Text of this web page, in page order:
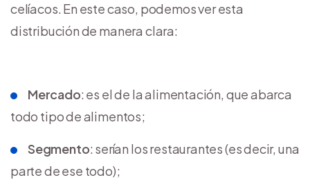
celíacos. En este caso, podemos ver esta
distribución de manera clara:
Mercado: es el de la alimentación, que abarca
todo tipo de alimentos;
Segmento: serían los restaurantes (es decir, una
parte de ese todo);